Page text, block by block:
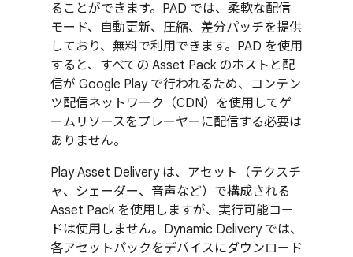
ることができます。PAD では、柔軟な配信
モード、自動更新、圧縮、差分パッチを提供
しており、無料で利用できます。PAD を使用
すると、すべての Asset Pack のホストと配
信が Google Play で行われるため、コンテン
ツ配信ネットワーク（CDN）を使用してゲ
ームリソースをプレーヤーに配信する必要は
ありません。
Play Asset Delivery は、アセット（テクスチ
ャ、シェーダー、音声など）で構成される
Asset Pack を使用しますが、実行可能コー
ドは使用しません。Dynamic Delivery では、
各アセットパックをデバイスにダウンロード